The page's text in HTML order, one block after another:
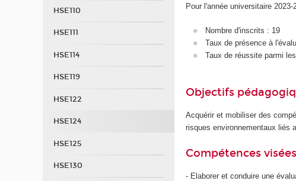
Pour l'année universitaire 2023-
Nombre d'inscrits : 19
Taux de présence à
Taux de réussite parmi
Objectifs
Acquérir et mobiliser des
risques environnementaux liés
Compétences visées
- Elaborer et conduire une
HSE110
HSE111
HSE114
HSE119
HSE122
HSE124
HSE125
HSE130